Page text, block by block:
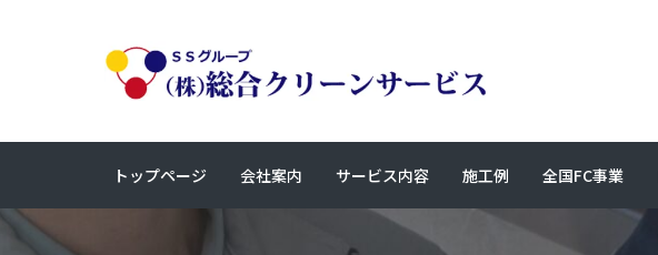
トップページ 会社案内 サービス内容 施工例 全国FC事業